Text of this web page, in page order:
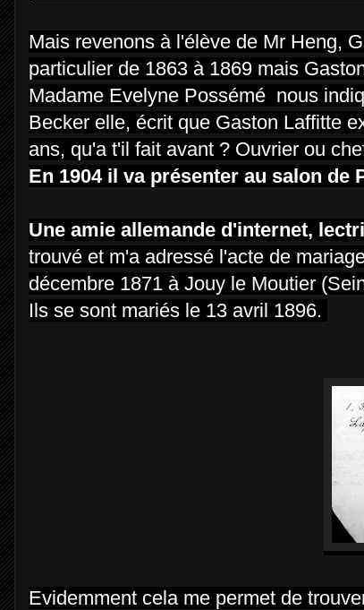
Mais revenons à l'élève de Mr Heng,
particulier de 1863 à 1869 mais
Madame Evelyne Possémé nous
Becker elle, écrit que Gaston Laffitte
ans, qu'a t'il fait avant ? Ouvrier ou
En 1904 il va présenter au salon
Une amie allemande d'internet,
trouvé et m'a adressé l'acte de
décembre 1871 à Jouy le Moutier
Ils se sont mariés le 13 avril 1896.
Evidemment cela me permet de